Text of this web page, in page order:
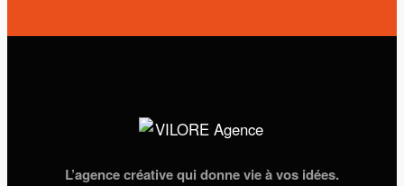
L’agence créative qui donne vie à vos idées.